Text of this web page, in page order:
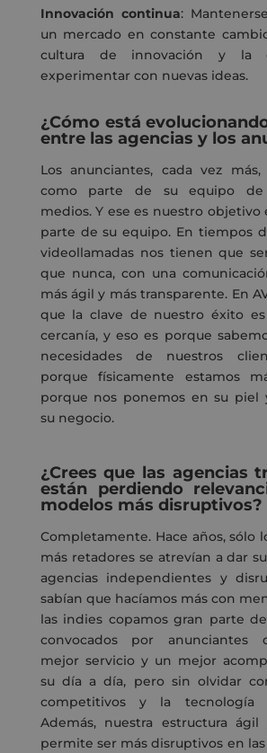
Innovación continua:
un mercado en constante
cultura de innovación y la
experimentar con nuevas ideas.
¿Cómo está
entre las agencias y los
Los anunciantes, cada vez
como parte de su equipo
medios. Y ese es nuestro objetivo
parte de su equipo. En tiempos
videollamadas nos tienen que
que nunca, con una
más ágil y más transparente. En
que la clave de nuestro éxito
cercanía, y eso es porque
necesidades de nuestros
porque físicamente estamos
porque nos ponemos en su piel
su negocio.
¿Crees que las agencias
están perdiendo
modelos más disruptivos?
Completamente. Hace años, sólo
más retadores se atrevían a dar
agencias independientes y
sabían que hacíamos más con
las indies copamos gran parte
convocados por anunciantes
mejor servicio y un mejor
su día a día, pero sin olvidar
competitivos y la tecnología
Además, nuestra estructura
permite ser más disruptivos en